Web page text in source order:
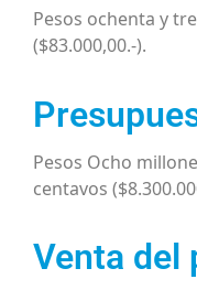
Pesos ochenta y
($83.000,00.-).
Pesos Ocho
centavos
Venta del